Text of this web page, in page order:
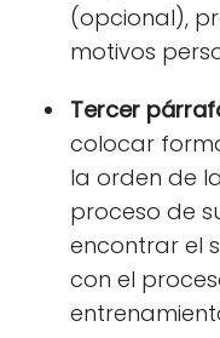
(opcional),
motivos
Tercer
colocar
la orden de
proceso de
encontrar el
con el